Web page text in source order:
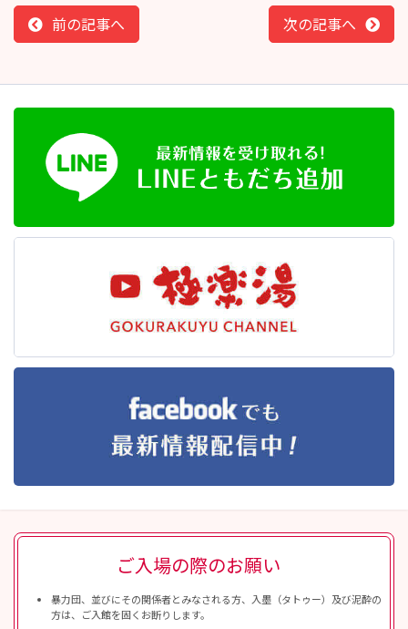
前の記事へ 次の記事へ
ご入場の際のお願い
暴力団、並びにその関係者とみなされる方、入墨（タトゥー）及び泥酔の
方は、ご入館を固くお断りします。